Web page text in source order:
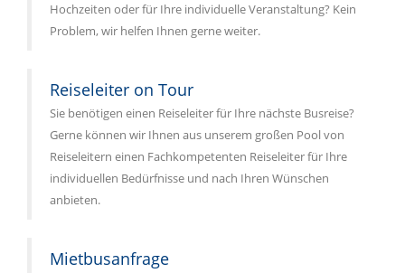
Hochzeiten oder für Ihre individuelle Veranstaltung? Kein
Problem, wir helfen Ihnen gerne weiter.
Reiseleiter on Tour
Sie benötigen einen Reiseleiter für Ihre nächste Busreise?
Gerne können wir Ihnen aus unserem großen Pool von
Reiseleitern einen Fachkompetenten Reiseleiter für Ihre
individuellen Bedürfnisse und nach Ihren Wünschen
anbieten.
Mietbusanfrage